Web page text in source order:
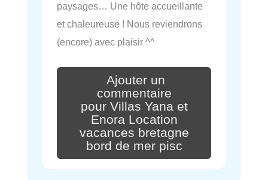
paysages… Une hôte accueillante
et chaleureuse ! Nous reviendrons
(encore) avec plaisir ^^
Ajouter un
commentaire
pour Villas Yana et
Enora Location
vacances bretagne
bord de mer pisc